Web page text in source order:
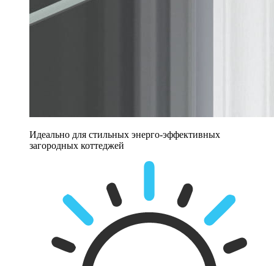
Идеально для стильных энерго-эффективных
загородных коттеджей